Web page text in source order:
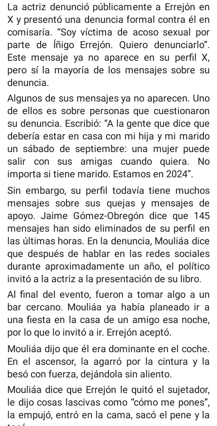
La actriz denunció públicamente a Errejón en
X y presentó una denuncia formal contra él en
comisaría. “Soy víctima de acoso sexual por
parte de Íñigo Errejón. Quiero denunciarlo”.
Este mensaje ya no aparece en su perfil X,
pero sí la mayoría de los mensajes sobre su
denuncia.
Algunos de sus mensajes ya no aparecen. Uno
de ellos es sobre personas que cuestionaron
su denuncia. Escribió: “A la gente que dice que
debería estar en casa con mi hija y mi marido
un sábado de septiembre: una mujer puede
salir con sus amigas cuando quiera. No
importa si tiene marido. Estamos en 2024”.
Sin embargo, su perfil todavía tiene muchos
mensajes sobre sus quejas y mensajes de
apoyo. Jaime Gómez-Obregón dice que 145
mensajes han sido eliminados de su perfil en
las últimas horas. En la denuncia, Mouliáa dice
que después de hablar en las redes sociales
durante aproximadamente un año, el político
invitó a la actriz a la presentación de su libro.
Al final del evento, fueron a tomar algo a un
bar cercano. Mouliáa ya había planeado ir a
una fiesta en la casa de un amigo esa noche,
por lo que lo invitó a ir. Errejón aceptó.
Mouliáa dijo que él era dominante en el coche.
En el ascensor, la agarró por la cintura y la
besó con fuerza, dejándola sin aliento.
Mouliáa dice que Errejón le quitó el sujetador,
le dijo cosas lascivas como “cómo me pones”,
la empujó, entró en la cama, sacó el pene y la